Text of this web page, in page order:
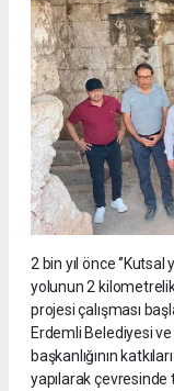
2 bin yıl önce
yolunun 2
projesi çalışması
Erdemli Belediyesi
başkanlığının
yapılarak çevresinde